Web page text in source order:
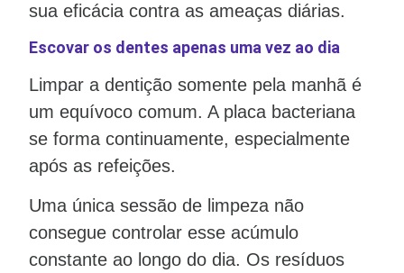
sua eficácia contra as ameaças diárias.
Escovar os dentes apenas uma vez ao dia
Limpar a dentição somente pela manhã é
um equívoco comum. A placa bacteriana
se forma continuamente, especialmente
após as refeições.
Uma única sessão de limpeza não
consegue controlar esse acúmulo
constante ao longo do dia. Os resíduos